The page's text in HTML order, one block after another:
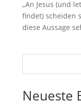
„An Jesus (und
findet) scheiden
diese Aussage
Neueste